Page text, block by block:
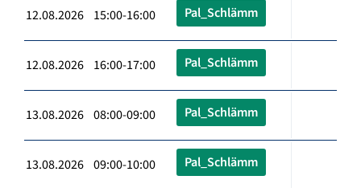
12.08.2026 15:00-16:00 Pal_Schlämm
12.08.2026 16:00-17:00 Pal_Schlämm
13.08.2026 08:00-09:00 Pal_Schlämm
13.08.2026 09:00-10:00 Pal_Schlämm